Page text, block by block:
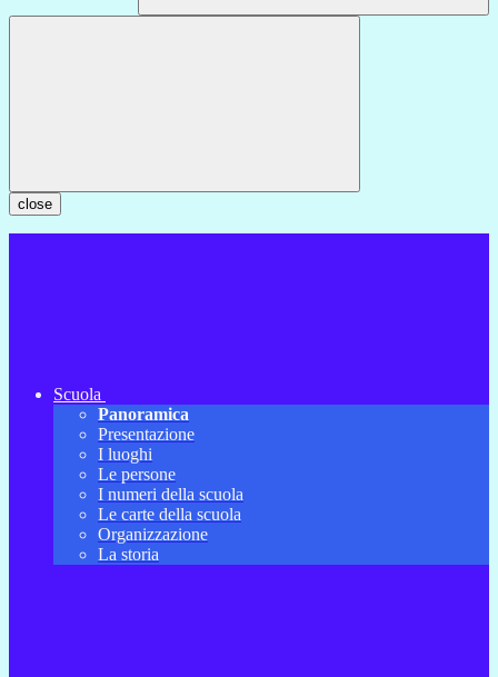
close
Scuola
Panoramica
Presentazione
I luoghi
Le persone
I numeri della scuola
Le carte della scuola
Organizzazione
La storia